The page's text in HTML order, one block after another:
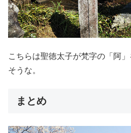
こちらは聖徳太子が梵字の「阿
そうな。
まとめ